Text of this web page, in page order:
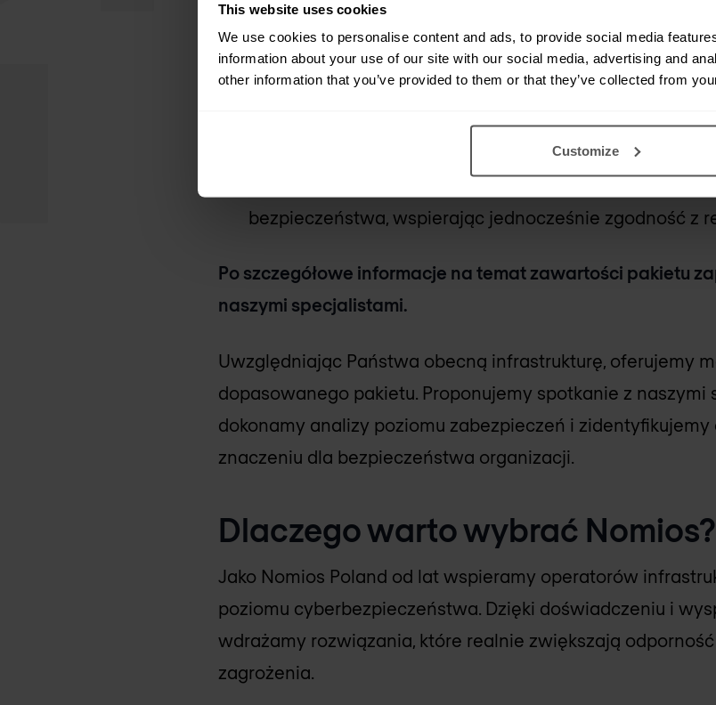
This website uses cookies
We use cookies to personalise content and ads, to provide social media
information about your use of our site with our social media, advertising and
other information that you’ve provided to them or that they’ve collected from
Customize
w skutecznym monitorowaniu i szybkim reagowaniu na
bezpieczeństwa, wspierając jednocześnie zgodność z
Po szczegółowe informacje na temat zawartości pakietu
naszymi specjalistami.
Uwzględniając Państwa obecną infrastrukturę, oferujemy
dopasowanego pakietu. Proponujemy spotkanie z naszymi
dokonamy analizy poziomu zabezpieczeń i
znaczeniu dla bezpieczeństwa organizacji.
Dlaczego warto wybrać Nomios?
Jako Nomios Poland od lat wspieramy operatorów
poziomu cyberbezpieczeństwa. Dzięki doświadczeniu i
wdrażamy rozwiązania, które realnie zwiększają
zagrożenia.